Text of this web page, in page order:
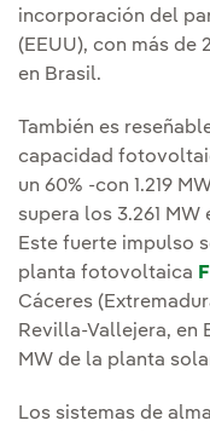
incorporación del
(EEUU), con más de
en Brasil.
También es
capacidad
un 60% -con 1.219
supera los 3.261
Este fuerte impulso
planta fotovoltaica
Cáceres
Revilla-Vallejera, en
MW de la planta
Los sistemas de